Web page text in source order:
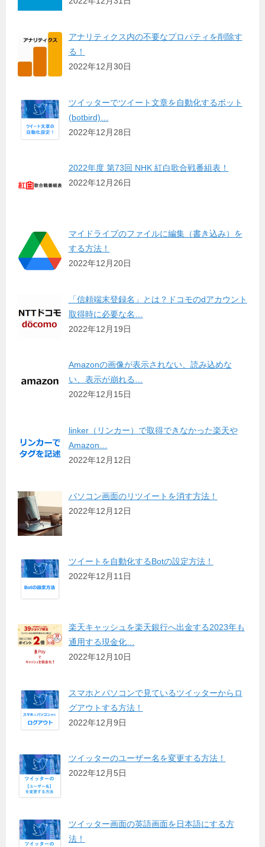
アナリティクス内の不要なプロパティを削除す
る！
2022年12月30日
ツイッターでツイート文章を自動化するボット
(botbird)…
2022年12月28日
2022年度 第73回 NHK 紅白歌合戦番組表！
2022年12月26日
マイドライブのファイルに編集（書き込み）を
する方法！
2022年12月20日
「信頼端末登録名」とは？ドコモのdアカウント
取得時に必要な名…
2022年12月19日
Amazonの画像が表示されない、読み込めな
い、表示が崩れる…
2022年12月15日
linker（リンカー）で取得できなかった楽天や
Amazon…
2022年12月12日
パソコン画面のリツイートを消す方法！
2022年12月12日
ツイートを自動化するBotの設定方法！
2022年12月11日
楽天キャッシュを楽天銀行へ出金する2023年も
通用する現金化…
2022年12月10日
スマホとパソコンで見ているツイッターからロ
グアウトする方法！
2022年12月9日
ツイッターのユーザー名を変更する方法！
2022年12月5日
ツイッター画面の英語画面を日本語にする方
法！